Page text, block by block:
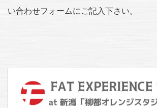
い合わせフォームにご記入下さい。